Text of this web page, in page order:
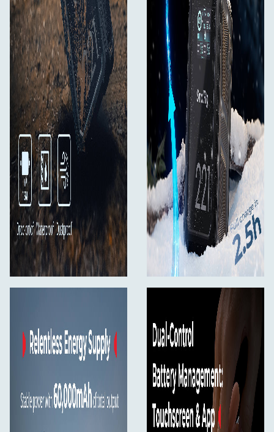
Avkopplingsspänning: 11,2 V
Laddningstemperatur: 0 °C till 45 °C
Avladdningstemperatur: -15 °C till 60 °C
Laddningsportar: BP, D-Tap, USB-C
Fallmotståndsklass: 1,5 m
Skyddsklass: IP54